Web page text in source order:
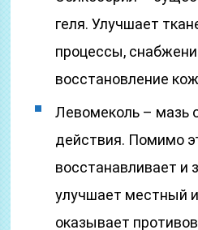
геля. Улучшает
процессы,
восстановление
Левомеколь – мазь
действия. Помимо
восстанавливает и
улучшает местный
оказывает